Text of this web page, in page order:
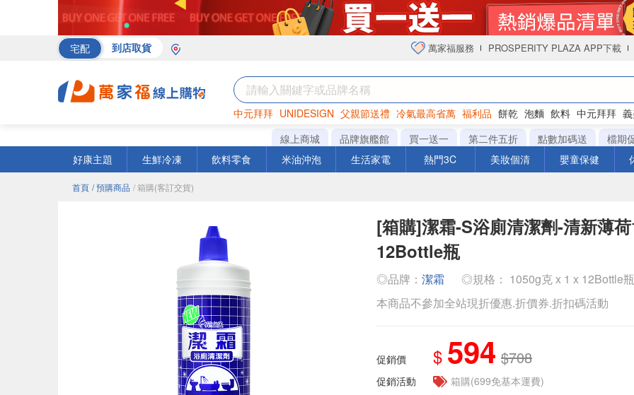
宅配 到店取貨 萬家福服務 PROSPERITY PLAZA APP下載
中元拜拜 UNIDESIGN 父親節送禮 冷氣最高省萬 福利品 餅乾 泡麵 飲料 中元拜拜
巧克力 罐頭 衛生紙
線上商城 品牌旗艦館 買一送一 第二件五折 點數加碼送
檔期
好康主題
生鮮冷凍 飲料零食 米油沖泡 生活家電 熱門3C 美妝個清 嬰童保健
首頁 / 預購商品 / 箱購(客訂交貨)
[箱購]潔霜-S浴廁清潔劑-清新薄
12Bottle瓶
◎品牌： 潔霜
◎規格： 1050g克 x 1 x 12Bottle瓶
本商品不參加全站現折優惠.折價券.折扣碼活動
促銷價 $ 594 $708
促銷活動
箱購(699免基本運費)